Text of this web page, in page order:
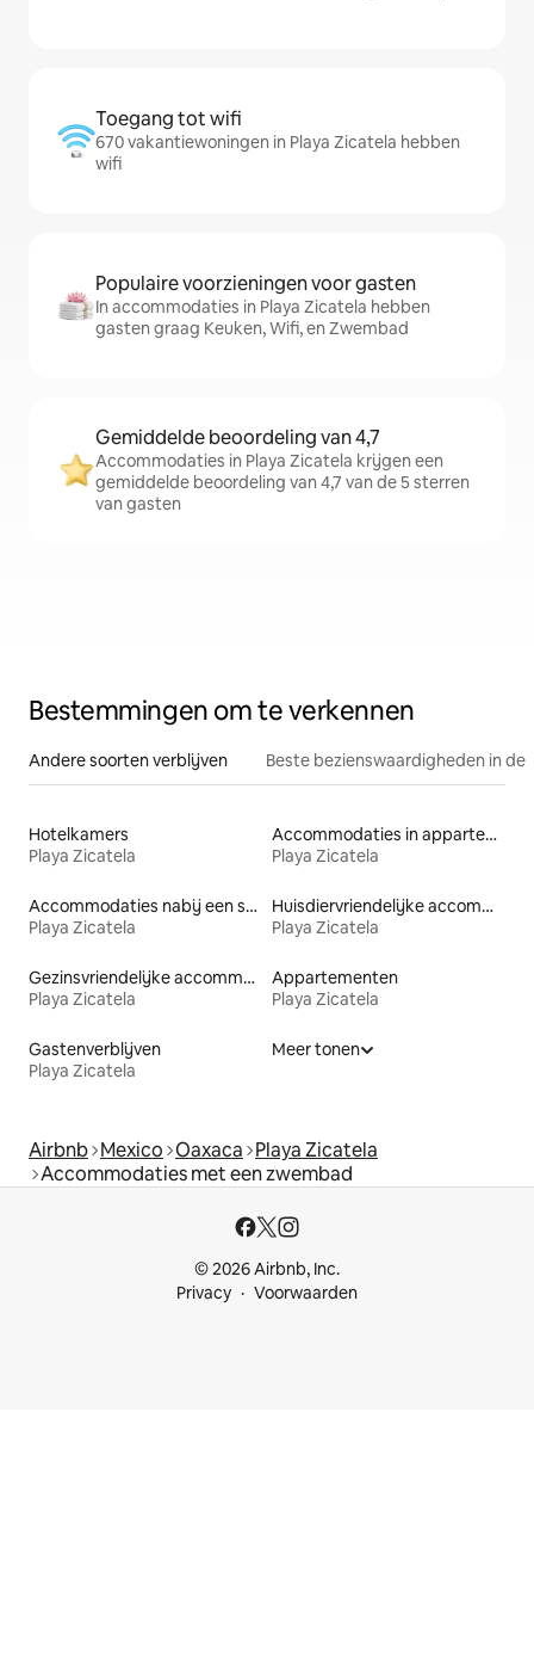
Toegang tot wifi
670 vakantiewoningen in Playa Zicatela hebben
wifi
Populaire voorzieningen voor gasten
In accommodaties in Playa Zicatela hebben
gasten graag Keuken, Wifi, en Zwembad
Gemiddelde beoordeling van 4,7
Accommodaties in Playa Zicatela krijgen een
gemiddelde beoordeling van 4,7 van de 5 sterren
van gasten
Bestemmingen om te verkennen
Andere soorten verblijven Beste bezienswaardigheden in de
Hotelkamers
Playa Zicatela
Accommodaties in appartementen met diensten
Playa Zicatela
Accommodaties nabij een strand
Playa Zicatela
Huisdiervriendelijke accommodaties
Playa Zicatela
Gezinsvriendelijke accommodaties
Playa Zicatela
Appartementen
Playa Zicatela
Gastenverblijven
Playa Zicatela
Meer tonen
Airbnb Mexico Oaxaca Playa Zicatela
Accommodaties met een zwembad
© 2026 Airbnb, Inc.
Privacy
Voorwaarden